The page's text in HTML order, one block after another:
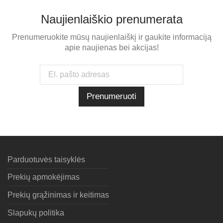
Naujienlaiškio prenumerata
Prenumeruokite mūsų naujienlaiškį ir gaukite informaciją
apie naujienas bei akcijas!
Parduotuvės taisyklės
Prekių apmokėjimas
Prekių grąžinimas ir keitimas
Slapukų politika